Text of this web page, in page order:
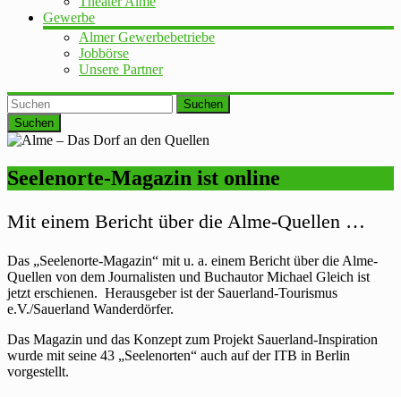
Gewerbe
Almer Gewerbebetriebe
Jobbörse
Unsere Partner
Suchen
Seelenorte-Magazin ist online
Mit einem Bericht über die Alme-Quellen …
Das „Seelenorte-Magazin“ mit u. a. einem Bericht über die Alme-
Quellen von dem Journalisten und Buchautor Michael Gleich ist
jetzt erschienen. Herausgeber ist der Sauerland-Tourismus
e.V./Sauerland Wanderdörfer.
Das Magazin und das Konzept zum Projekt Sauerland-Inspiration
wurde mit seine 43 „Seelenorten“ auch auf der ITB in Berlin
vorgestellt.